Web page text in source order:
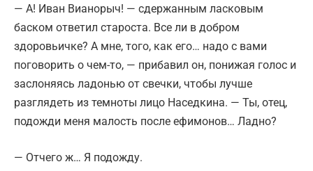
— А! Иван Вианорыч! — сдержанным ласковым
баском ответил староста. Все ли в добром
здоровьичке? А мне, того, как его… надо с вами
поговорить о чем-то, — прибавил он, понижая голос и
заслоняясь ладонью от свечки, чтобы лучше
разглядеть из темноты лицо Наседкина. — Ты, отец,
подожди меня малость после ефимонов… Ладно?
— Отчего ж… Я подожду.